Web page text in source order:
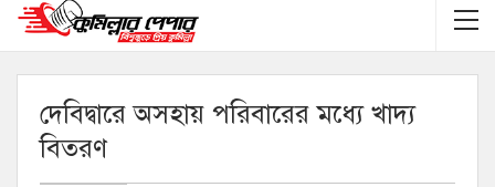
দেবিদ্বারে অসহায় পরিবারের মধ্যে খাদ্য
বিতরণ